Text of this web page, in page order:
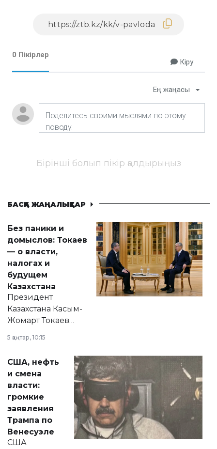
0 Пікірлер
Кіру
Ең жаңасы
Бірінші болып пікір қалдырыңыз
БАСҚА ЖАҢАЛЫҚТАР
Без паники и
домыслов: Токаев
— о власти,
налогах и
будущем
Казахстана
Президент
Казахстана Касым-
Жомарт Токаев
сразу несколько
актуальных тем —
от слухов о
политических
реформах до
вопросов армии,
экономики и
личного здоровья.
5 қаңтар, 10:15
США, нефть
и смена
власти:
громкие
заявления
Трампа по
Венесуэле
США